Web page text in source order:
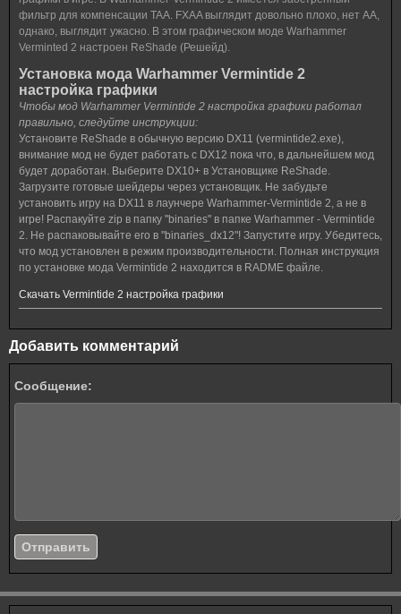
фильтр для компенсации TAA. FXAA выглядит довольно плохо, нет AA,
однако, выглядит ужасно. В этом графическом моде Warhammer
Verminted 2 настроен ReShade (Решейд).
Установка мода Warhammer Vermintide 2
настройка графики
Чтобы мод Warhammer Vermintide 2 настройка графики работал
правильно, следуйте инструкции:
Установите ReShade в обычную версию DX11 (vermintide2.exe),
внимание мод не будет работать с DX12 пока что, в дальнейшем мод
будет доработан. Выберите DX10+ в Установщике ReShade.
Загрузите готовые шейдеры через установщик. Не забудьте
установить игру на DX11 в лаунчере Warhammer-Vermintide 2, а не в
игре! Распакуйте zip в папку "binaries" в папке Warhammer - Vermintide
2. Не распаковывайте его в "binaries_dx12"! Запустите игру. Убедитесь,
что мод установлен в режим производительности. Полная инструкция
по установке мода Vermintide 2 находится в RADME файле.
Скачать Vermintide 2 настройка графики
Добавить комментарий
Сообщение: